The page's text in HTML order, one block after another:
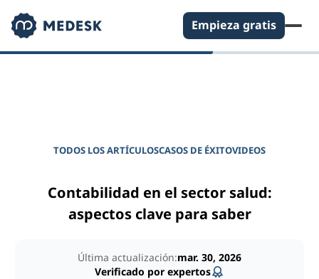
Empieza gratis
TODOS LOS ARTÍCULOSCASOS DE ÉXITOVIDEOS
Contabilidad en el sector salud:
aspectos clave para saber
Última actualización:mar. 30, 2026
Verificado por expertos